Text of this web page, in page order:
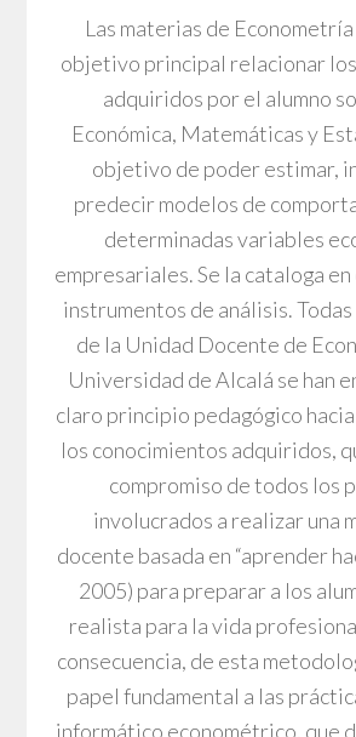
Las materias de
objetivo principal relacionar
adquiridos por el alumno
Económica, Matemáticas y
objetivo de poder estimar,
predecir modelos de
determinadas variables
empresariales. Se la cataloga
instrumentos de análisis.
de la Unidad Docente de
Universidad de Alcalá se han
claro principio pedagógico
los conocimientos adquiridos,
compromiso de todos los
involucrados a realizar una
docente basada en “aprender
2005) para preparar a los
realista para la vida
consecuencia, de esta
papel fundamental a las
informático econométrico, que